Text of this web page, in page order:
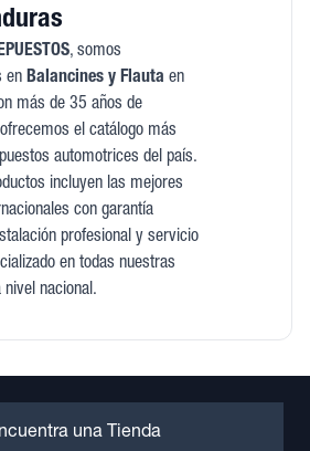
, somos
en Balancines y Flauta en
más de 35 años de
el catálogo más
automotrices del país.
incluyen las mejores
con garantía
profesional y servicio
en todas nuestras
nacional.
una Tienda